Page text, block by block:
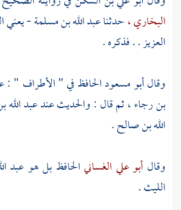
البخاري ،حدثناعبد الله بن مسلمة- يعني
العزيز. . فذكره .
وقالأبو مسعودالحافظ في " الأطراف " :
بن رجاء، ثم قال : والحديث عندعبد الله
الله بن صالح.
وقال أبو علي الغسانيالحافظ بل هوعبد
الليث.